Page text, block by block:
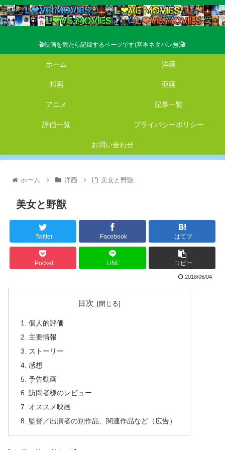
🎬映画を観たら記録するページです(基本ネタバレ無)🎬
ホーム 洋画
邦画 亜画
アニメ 記事一覧
評価一覧 プライバシーポリシー
お問い合わせ
ホーム 洋画 美女と野獣
美女と野獣
Twitter Facebook はてブ
Pocket LINE コピー
2018/06/04
目次
個人的評価
主要情報
ストーリー
感想
予告動画
訪問者様のレビュー
オススメ映画
監督／出演者の別作品、関連作品など（広告）